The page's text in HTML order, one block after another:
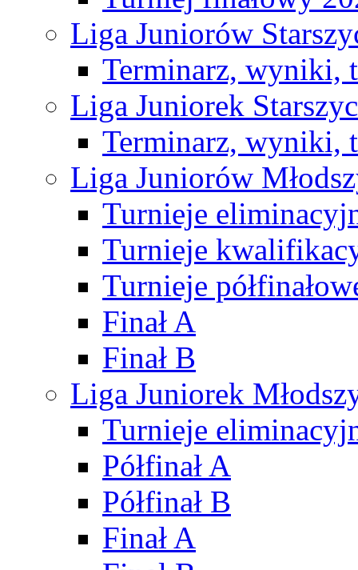
Liga Juniorów
Terminarz, wyniki,
Liga Juniorek
Terminarz, wyniki,
Liga Juniorów
Turnieje
Turnieje
Turnieje
Finał A
Finał B
Liga Juniorek
Turnieje
Półfinał A
Półfinał B
Finał A